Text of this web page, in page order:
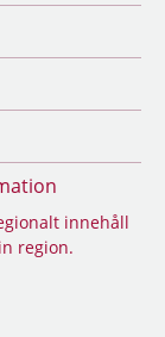
innehåll
region.